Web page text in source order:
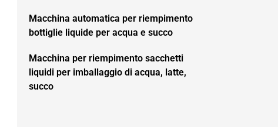
Macchina automatica per riempimento
bottiglie liquide per acqua e succo
Macchina per riempimento sacchetti
liquidi per imballaggio di acqua, latte,
succo